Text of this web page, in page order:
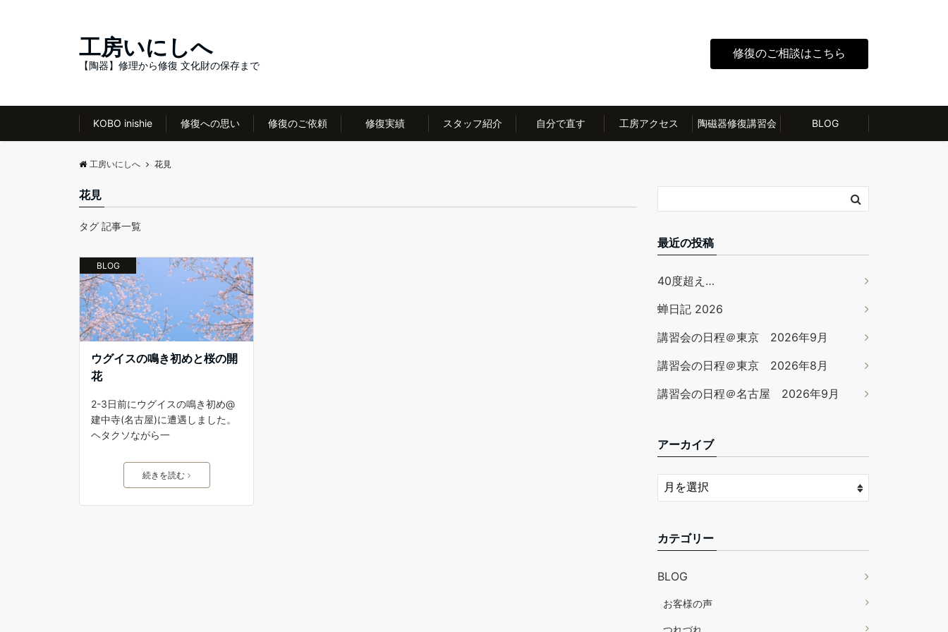
工房いにしへ
【陶器】修理から修復 文化財の保存まで
修復のご相談はこちら
KOBO inishie 修復への思い 修復のご依頼 修復実績 スタッフ紹介 自分で直す 工房アクセス 陶磁器修復講習会 BLOG
工房いにしへ 花見
花見
タグ 記事一覧
BLOG
ウグイスの鳴き初めと桜の開
花
2-3日前にウグイスの鳴き初め@
建中寺(名古屋)に遭遇しました。
ヘタクソながら一
続きを読む
最近の投稿
40度超え…
蝉日記 2026
講習会の日程＠東京 2026年9月
講習会の日程＠東京 2026年8月
講習会の日程＠名古屋 2026年9月
アーカイブ
カテゴリー
BLOG
お客様の声
つれづれ